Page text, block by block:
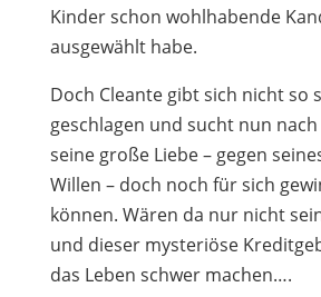
Kinder schon wohlhabende
ausgewählt habe.
Doch Cleante gibt sich nicht so
geschlagen und sucht nun nach
seine große Liebe – gegen
Willen – doch noch für sich
können. Wären da nur nicht
und dieser mysteriöse
das Leben schwer machen….